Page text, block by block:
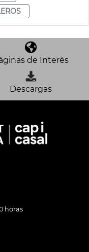
de Interés
Descargas
horas